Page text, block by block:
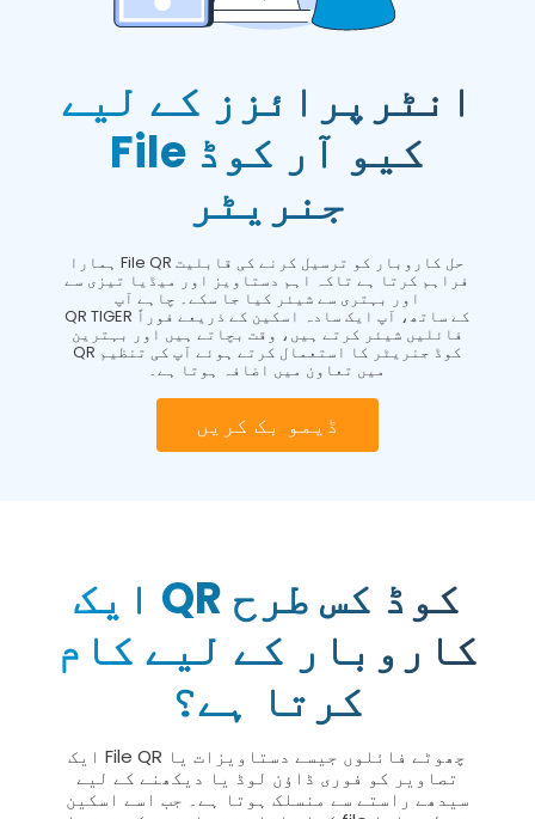
انٹرپرائزز کے لیے
File کیو آر کوڈ
جنریٹر
ہمارا File QR حل کاروبار کو ترسیل کرنے کی قابلیت
فراہم کرتا ہے تاکہ اہم دستاویز اور میڈیا تیزی سے
اور بہتری سے شیئر کیا جا سکے۔ چاہے آپ
QR TIGER کے ساتھ، آپ ایک سادہ اسکین کے ذریعے فوراً
فائلیں شیئر کرتے ہیں، وقت بچاتے ہیں اور بہترین
QR کوڈ جنریٹر کا استعمال کرتے ہوئے آپ کی تنظیم
میں تعاون میں اضافہ ہوتا ہے۔
ڈیمو بک کریں
ایک QR کوڈ کس طرح
کاروبار کے لیے کام
کرتا ہے؟
ایک File QR چھوٹے فائلوں جیسے دستاویزات یا
تصاویر کو فوری ڈاؤن لوڈ یا دیکھنے کے لیے
سیدھے راستے سے منسلک ہوتا ہے۔ جب اسے اسکین